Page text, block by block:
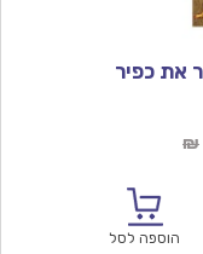
₪
הוספה לסל